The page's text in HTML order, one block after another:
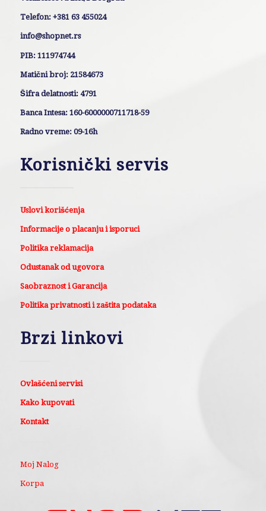
Telefon: +381 63 455024
info@shopnet.rs
PIB: 111974744
Matični broj: 21584673
Šifra delatnosti: 4791
Banca Intesa: 160-6000000711718-59
Radno vreme: 09-16h
Korisnički servis
Uslovi korišćenja
Informacije o placanju i isporuci
Politika reklamacija
Odustanak od ugovora
Saobraznost i Garancija
Politika privatnosti i zaštita podataka
Brzi linkovi
Ovlašćeni servisi
Kako kupovati
Kontakt
Moj Nalog
Korpa